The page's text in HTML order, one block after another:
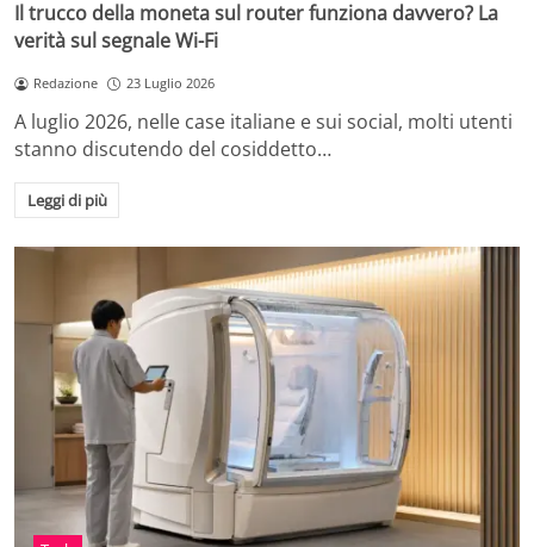
Il trucco della moneta sul router funziona davvero? La
verità sul segnale Wi-Fi
Redazione 23 Luglio 2026
A luglio 2026, nelle case italiane e sui social, molti utenti
stanno discutendo del cosiddetto…
Leggi di più